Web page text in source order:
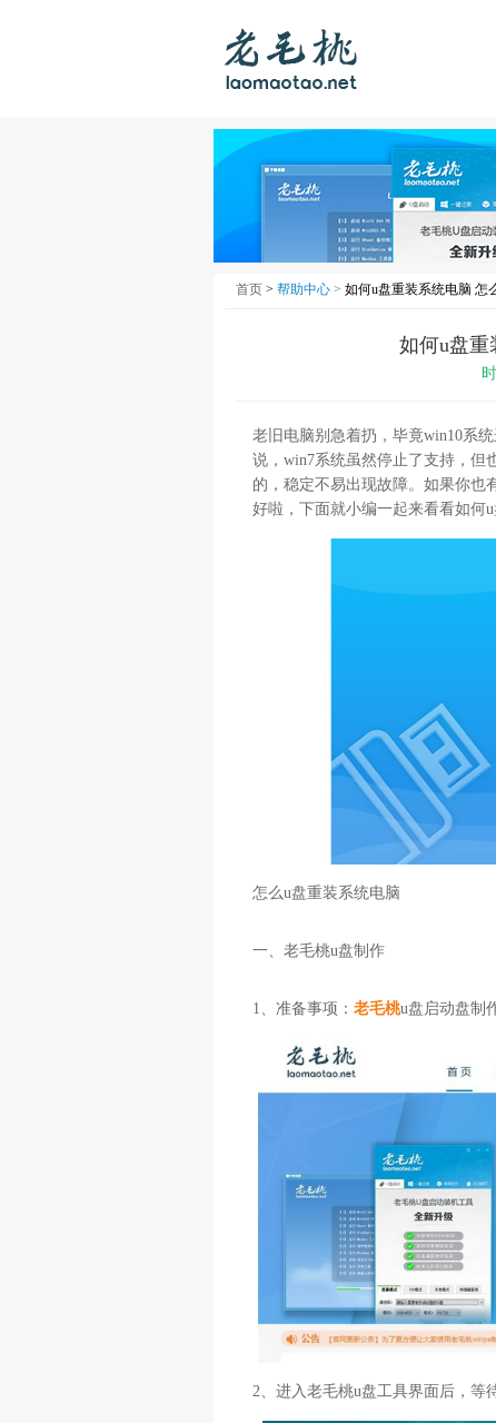
首页 > 帮助中心 > 如何u盘重装系统电脑 怎
如何u盘重
老旧电脑别急着扔，毕竟win10系
说，win7系统虽然停止了支持，但
的，稳定不易出现故障。如果你也
好啦，下面就小编一起来看看如何u
怎么u盘重装系统电脑
一、老毛桃u盘制作
1、准备事项： 老毛桃u盘启动盘制
2、进入老毛桃u盘工具界面后，等